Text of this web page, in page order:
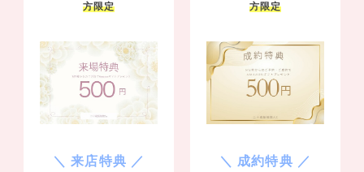
方限定
＼ 来店特典 ／
方限定
＼ 成約特典 ／